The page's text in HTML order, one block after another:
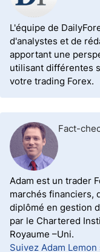
L'équipe de
d'analystes et de
apportant une
utilisant différentes
votre trading Forex.
Fact-
Adam est un trader
marchés financiers,
diplômé en gestion
par le Chartered
Royaume –Uni.
Suivez Adam